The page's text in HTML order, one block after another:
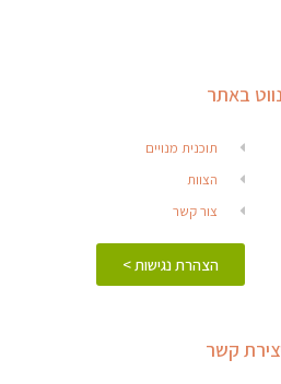
נווט באתר
תוכנית מנויים
הצוות
צור קשר
הצהרת נגישות >
קשר